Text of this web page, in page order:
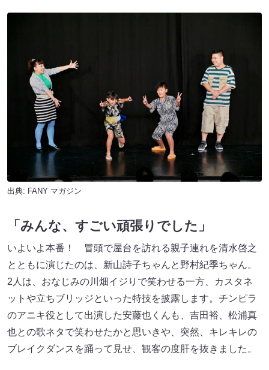
出典: FANY マガジン
「みんな、すごい頑張りでした」
いよいよ本番！ 冒頭で屋台を訪れる親子連れを清水啓之
とともに演じたのは、新山詩子ちゃんと野村紀季ちゃん。
2人は、おなじみの川畑イジりで笑わせる一方、カスタネ
ットや立ちブリッジといった特技を披露します。チンピラ
のアニキ役として出演した安藤也くんも、吉田裕、松浦真
也との歌ネタで笑わせたかと思いきや、突然、キレキレの
ブレイクダンスを踊って見せ、観客の度肝を抜きました。